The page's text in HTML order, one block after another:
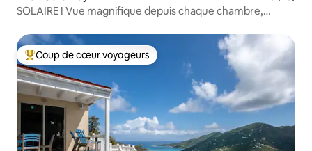
SOLAIRE ! Vue magnifique depuis chaque chambre,
Coups de cœur voyageurs les plus appréciés
Coup de cœur voyageurs